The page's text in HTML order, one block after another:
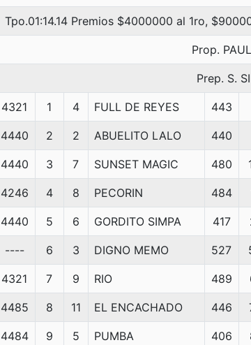
Tpo.01:14.14 Premios $4000000 al 1ro,
Prop.
Prep. S.
4321 1 4 FULL DE REYES 443
4440 2 2 ABUELITO LALO 440
4440 3 7 SUNSET MAGIC 480
4246 4 8 PECORIN 484
4440 5 6 GORDITO SIMPA 417
---- 6 3 DIGNO MEMO 527
4321 7 9 RIO 489
4485 8 11 EL ENCACHADO 446
4484 9 5 PUMBA 406